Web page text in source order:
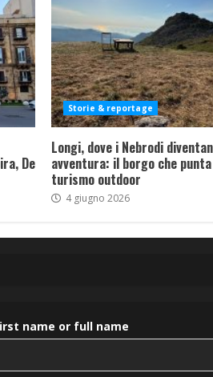
De
Storie & reportage
Longi, dove i Nebrodi
avventura: il borgo che
turismo outdoor
4 giugno 2026
name or full name